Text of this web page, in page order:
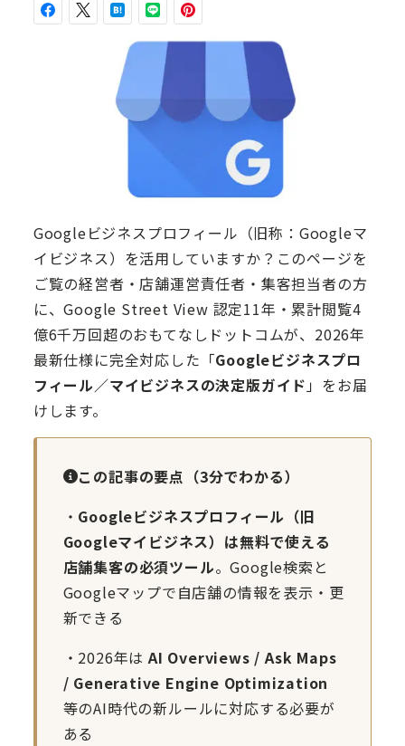
Googleビジネスプロフィール（旧称：Googleマ
イビジネス）を活用していますか？このページを
ご覧の経営者・店舗運営責任者・集客担当者の方
に、Google Street View 認定11年・累計閲覧4
億6千万回超のおもてなしドットコムが、2026年
最新仕様に完全対応した「Googleビジネスプロ
フィール／マイビジネスの決定版ガイド 」をお届
けします。
この記事の要点（3分でわかる）
・ Googleビジネスプロフィール（旧
Googleマイビジネス）は無料で使える
店舗集客の必須ツール。Google検索と
Googleマップで自店舗の情報を表示・更
新できる
・2026年はAI Overviews / Ask Maps
/ Generative Engine Optimization
等のAI時代の新ルールに対応する必要が
ある